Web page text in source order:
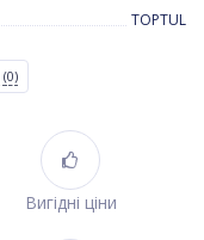
TOPTUL
(0)
Вигідні ціни